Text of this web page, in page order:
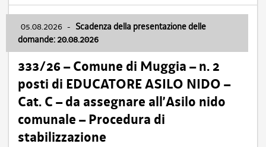
05.08.2026 - Scadenza della presentazione delle
domande: 20.08.2026
333/26 – Comune di Muggia – n. 2
posti di EDUCATORE ASILO NIDO –
Cat. C – da assegnare all’Asilo nido
comunale – Procedura di
stabilizzazione